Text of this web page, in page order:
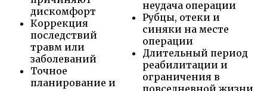
дискомфорт
Коррекция
последствий
травм или
заболеваний
Точное
планирование и
неудача операции
Рубцы, отеки и
синяки на месте
операции
Длительный период
реабилитации и
ограничения в